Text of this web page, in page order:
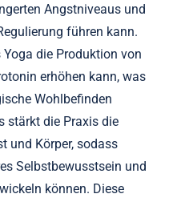
Angstniveaus und
führen kann.
die Produktion von
erhöhen kann, was
Wohlbefinden
stärkt die Praxis die
und Körper, sodass
Selbstbewusstsein und
können. Diese